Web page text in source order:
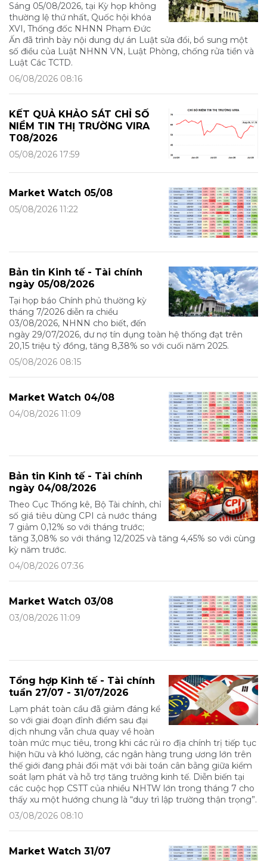
Sáng 05/08/2026, tại Kỳ họp không
thường lệ thứ nhất, Quốc hội khóa
XVI, Thống đốc NHNN Phạm Đức
Ấn đã trình bày nội dung dự án Luật sửa đổi, bổ sung một
số điều của Luật NHNN VN, Luật Phòng, chống rửa tiền và
Luật Các TCTD.
06/08/2026 08:16
KẾT QUẢ KHẢO SÁT CHỈ SỐ
NIỀM TIN THỊ TRƯỜNG VIRA
T08/2026
05/08/2026 17:59
Market Watch 05/08
05/08/2026 11:22
Bản tin Kinh tế - Tài chính
ngày 05/08/2026
Tại họp báo Chính phủ thường kỳ
tháng 7/2026 diễn ra chiều
03/08/2026, NHNN cho biết, đến
ngày 29/07/2026, dư nợ tín dụng toàn hệ thống đạt trên
20,15 triệu tỷ đồng, tăng 8,38% so với cuối năm 2025.
05/08/2026 08:15
Market Watch 04/08
04/08/2026 11:09
Bản tin Kinh tế - Tài chính
ngày 04/08/2026
Theo Cục Thống kê, Bộ Tài chính, chỉ
số giá tiêu dùng CPI cả nước tháng
7 giảm 0,12% so với tháng trước;
tăng 3,08% so với tháng 12/2025 và tăng 4,45% so với cùng
kỳ năm trước.
04/08/2026 07:36
Market Watch 03/08
03/08/2026 11:09
Tổng hợp Kinh tế - Tài chính
tuần 27/07 - 31/07/2026
Lạm phát toàn cầu đã giảm đáng kể
so với giai đoạn đỉnh điểm sau đại
dịch nhưng vẫn chưa quay về hoàn
toàn mức mục tiêu, trong khi các rủi ro địa chính trị tiếp tục
hiện hữu và khó lường, các ngân hàng trung ương lớn trên
thế giới đang phải đối mặt với bài toán cân bằng giữa kiểm
soát lạm phát và hỗ trợ tăng trưởng kinh tế. Diễn biến tại
các cuộc họp CSTT của nhiều NHTW lớn trong tháng 7 cho
thấy xu một hướng chung là “duy trì lập trường thận trọng”.
03/08/2026 08:10
Market Watch 31/07